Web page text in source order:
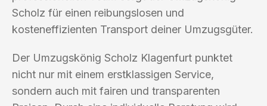
Scholz für einen reibungslosen und
kosteneffizienten Transport deiner Umzugsgüter.
Der Umzugskönig Scholz Klagenfurt punktet
nicht nur mit einem erstklassigen Service,
sondern auch mit fairen und transparenten